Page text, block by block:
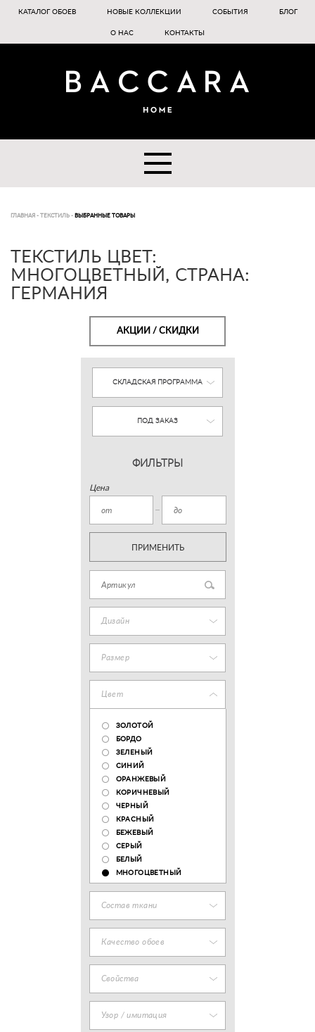
КАТАЛОГ ОБОЕВ НОВЫЕ КОЛЛЕКЦИИ СОБЫТИЯ БЛОГ
О НАС КОНТАКТЫ
ГЛАВНАЯ - ТЕКСТИЛЬ - ВЫБРАННЫЕ ТОВАРЫ
ТЕКСТИЛЬ ЦВЕТ:
МНОГОЦВЕТНЫЙ, СТРАНА:
ГЕРМАНИЯ
АКЦИИ / СКИДКИ
СКЛАДСКАЯ ПРОГРАММА
ПОД ЗАКАЗ
ФИЛЬТРЫ
Цена
ПРИМЕНИТЬ
Дизайн
Размер
Цвет
ЗОЛОТОЙ
БОРДО
ЗЕЛЕНЫЙ
СИНИЙ
ОРАНЖЕВЫЙ
КОРИЧНЕВЫЙ
ЧЕРНЫЙ
КРАСНЫЙ
БЕЖЕВЫЙ
СЕРЫЙ
БЕЛЫЙ
МНОГОЦВЕТНЫЙ
Состав ткани
Качество обоев
Свойства
Узор / имитация